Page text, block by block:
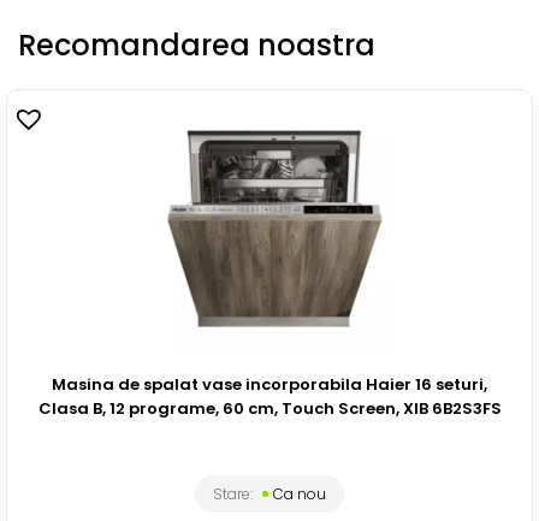
Recomandarea noastra
Masina de spalat vase incorporabila Haier 16 seturi,
Clasa B, 12 programe, 60 cm, Touch Screen, XIB 6B2S3FS
Stare: Ca nou